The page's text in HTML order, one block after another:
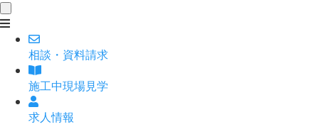
toggle
navigation
相談 ・ 資料請求
施工中現場見学
求人情報